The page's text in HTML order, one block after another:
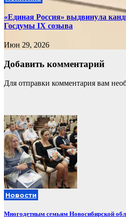
«Единая Россия» выдвинула
Госдумы IX созыва
Июн 29, 2026
Добавить комментарий
Для отправки комментария вам
Новости
Многодетным семьям Новосибирской